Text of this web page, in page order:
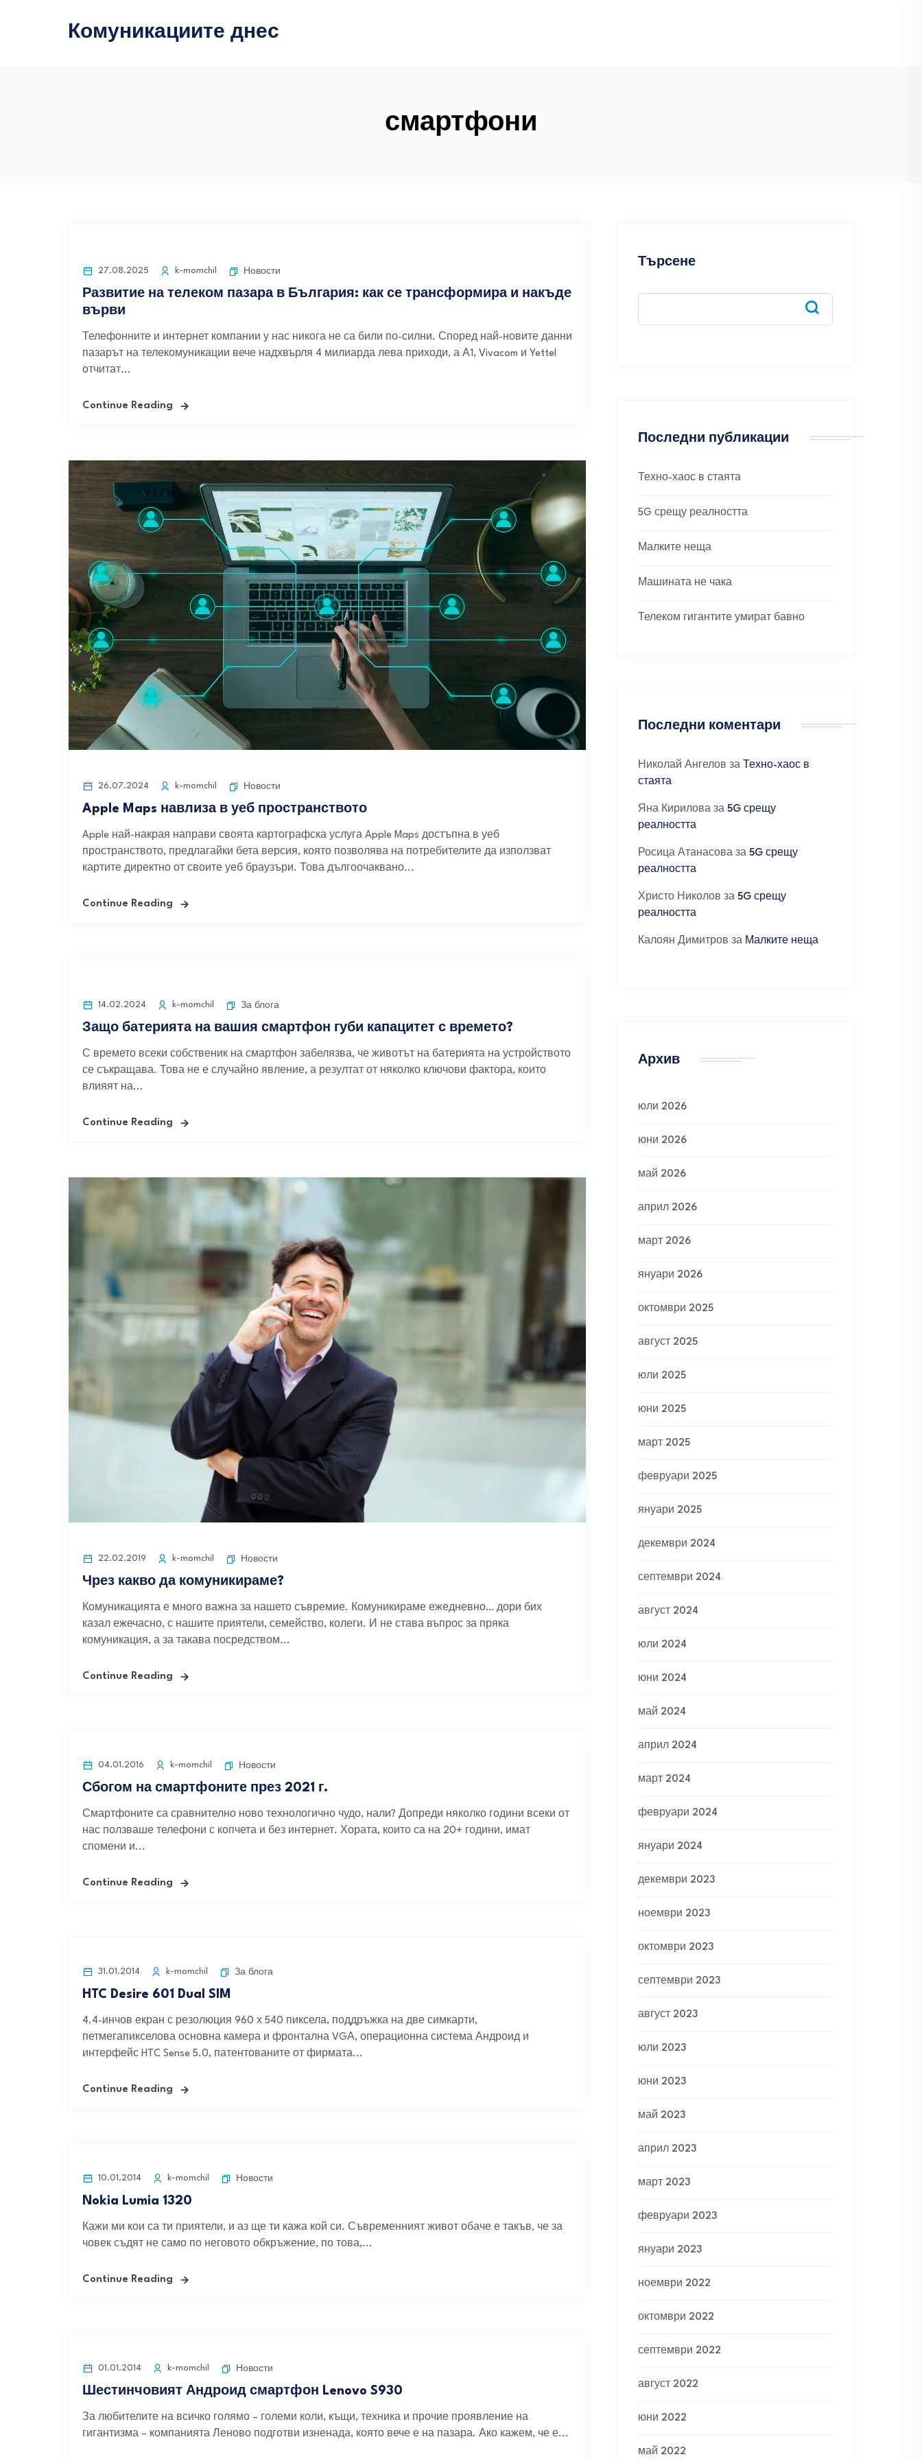
Комуникациите днес
смартфони
27.08.2025 k-momchil Новости
Развитие на телеком пазара в България: как се трансформира и накъде
върви
Телефонните и интернет компании у нас никога не са били по-силни. Според най-новите данни
пазарът на телекомуникации вече надхвърля 4 милиарда лева приходи, а А1, Vivacom и Yettel
отчитат...
Continue Reading
26.07.2024 k-momchil Новости
Apple Maps навлиза в уеб пространството
Apple най-накрая направи своята картографска услуга Apple Maps достъпна в уеб
пространството, предлагайки бета версия, която позволява на потребителите да използват
картите директно от своите уеб браузъри. Това дългоочаквано...
Continue Reading
14.02.2024 k-momchil За блога
Защо батерията на вашия смартфон губи капацитет с времето?
С времето всеки собственик на смартфон забелязва, че животът на батерията на устройството
се съкращава. Това не е случайно явление, а резултат от няколко ключови фактора, които
влияят на...
Continue Reading
22.02.2019 k-momchil Новости
Чрез какво да комуникираме?
Комуникацията е много важна за нашето съвремие. Комуникираме ежедневно… дори бих
казал ежечасно, с нашите приятели, семейство, колеги. И не става въпрос за пряка
комуникация, а за такава посредством...
Continue Reading
04.01.2016 k-momchil Новости
Сбогом на смартфоните през 2021 г.
Смартфоните са сравнително ново технологично чудо, нали? Допреди няколко години всеки от
нас ползваше телефони с копчета и без интернет. Хората, които са на 20+ години, имат
спомени и...
Continue Reading
31.01.2014 k-momchil За блога
HTC Desire 601 Dual SIM
4.4-инчов екран с резолюция 960 х 540 пиксела, поддръжка на две симкарти,
петмегапикселова основна камера и фронтална VGА, операционна система Андроид и
интерфейс HTC Sense 5.0, патентованите от фирмата...
Continue Reading
10.01.2014 k-momchil Новости
Nokia Lumia 1320
Кажи ми кои са ти приятели, и аз ще ти кажа кой си. Съвременният живот обаче е такъв, че за
човек съдят не само по неговото обкръжение, по това,...
Continue Reading
01.01.2014 k-momchil Новости
Шестинчовият Андроид смартфон Lenovo S930
За любителите на всичко голямо – големи коли, къщи, техника и прочие проявление на
гигантизма – компанията Леново подготви изненада, която вече е на пазара. Ако кажем, че е...
Търсене
Последни публикации
Техно-хаос в стаята
5G срещу реалността
Малките неща
Машината не чака
Телеком гигантите умират бавно
Последни коментари
Николай Ангелов за Техно-хаос в
стаята
Яна Кирилова за 5G срещу
реалността
Росица Атанасова за 5G срещу
реалността
Христо Николов за 5G срещу
реалността
Калоян Димитров за Малките неща
Архив
юли 2026
юни 2026
май 2026
април 2026
март 2026
януари 2026
октомври 2025
август 2025
юли 2025
юни 2025
март 2025
февруари 2025
януари 2025
декември 2024
септември 2024
август 2024
юли 2024
юни 2024
май 2024
април 2024
март 2024
февруари 2024
януари 2024
декември 2023
ноември 2023
октомври 2023
септември 2023
август 2023
юли 2023
юни 2023
май 2023
април 2023
март 2023
февруари 2023
януари 2023
ноември 2022
октомври 2022
септември 2022
август 2022
юни 2022
май 2022